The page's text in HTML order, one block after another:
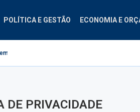
POLÍTICA E GESTÃO ECONOMIA E
DE PRIVACIDADE